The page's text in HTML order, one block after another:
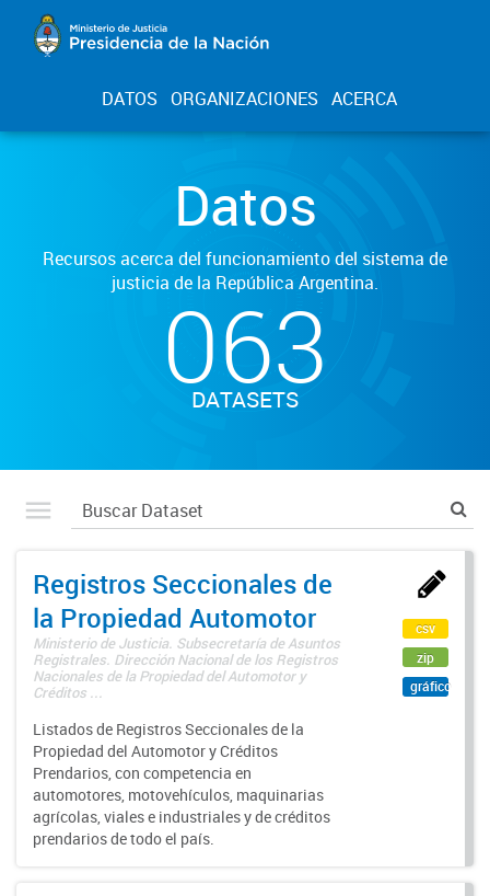
DATOS ORGANIZACIONES ACERCA
Datos
Recursos acerca del funcionamiento del sistema de
justicia de la República Argentina.
063
DATASETS
Registros Seccionales de
la Propiedad Automotor
Ministerio de Justicia. Subsecretaría de Asuntos
Registrales. Dirección Nacional de los Registros
Nacionales de la Propiedad del Automotor y
Créditos ...
Listados de Registros Seccionales de la
Propiedad del Automotor y Créditos
Prendarios, con competencia en
automotores, motovehículos, maquinarias
agrícolas, viales e industriales y de créditos
prendarios de todo el país.
csv
zip
gráfico